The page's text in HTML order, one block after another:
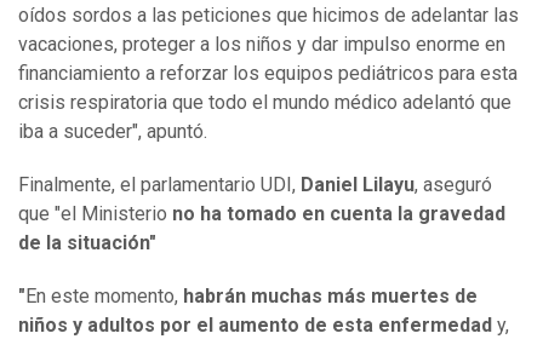
oídos sordos a las peticiones que hicimos de adelantar las
vacaciones, proteger a los niños y dar impulso enorme en
financiamiento a reforzar los equipos pediátricos para esta
crisis respiratoria que todo el mundo médico adelantó que
iba a suceder", apuntó.
Finalmente, el parlamentario UDI, Daniel Lilayu, aseguró
que "el Ministerio no ha tomado en cuenta la gravedad
de la situación"
" En este momento, habrán muchas más muertes de
niños y adultos por el aumento de esta enfermedad y,